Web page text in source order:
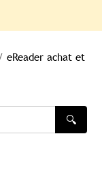
eReader achat et
🔍